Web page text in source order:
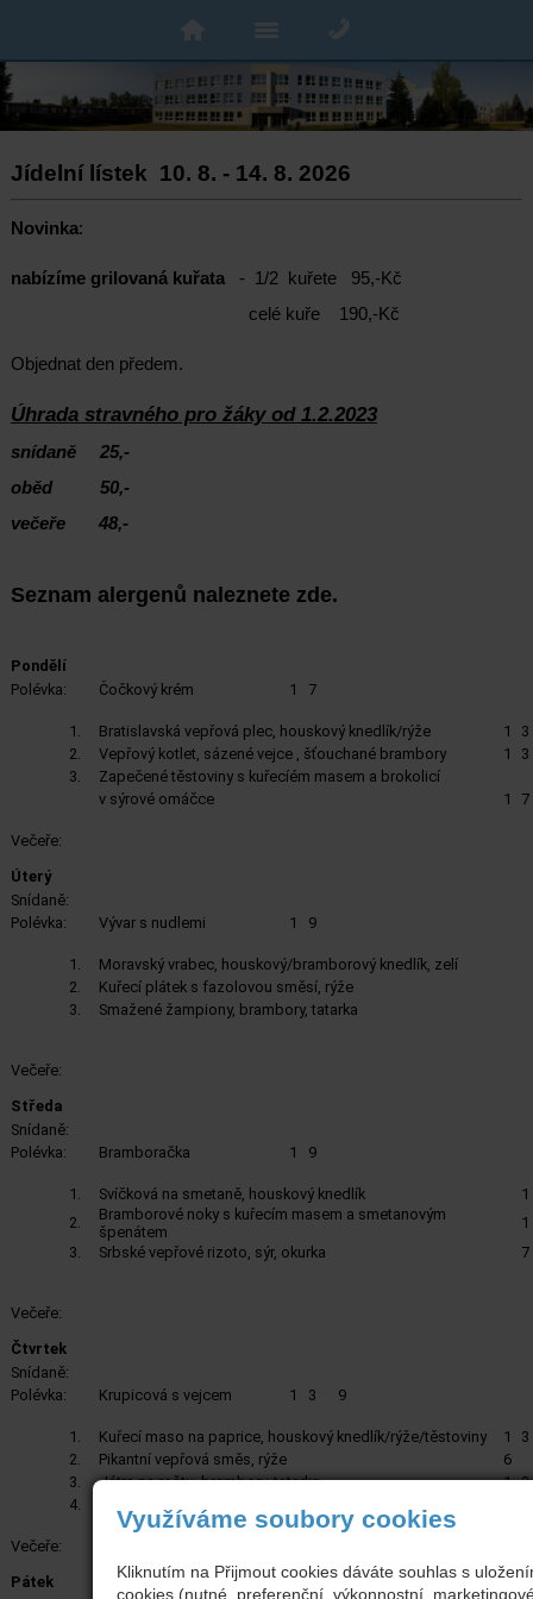
Jídelní lístek 10. 8. - 14. 8. 2026
Novinka:
nabízíme grilovaná kuřata- 1/2 kuřete 95,-Kč
celé kuře 190,-Kč
Objednat den předem.
Úhrada stravného pro žáky od 1.2.2023
snídaně 25,-
oběd 50,-
večeře 48,-
Seznam alergenů naleznete zde.
Pondělí
Polévka:
Čočkový krém 1 7
1. Bratislavská vepřová plec, houskový knedlík/rýže 1
3
2.
Vepřový kotlet, sázené vejce , šťouchané brambory 1
3
3.
Zapečené těstoviny s kuřecíém masem a brokolicí
v sýrové omáčce
1 7
Večeře:
Úterý
Snídaně:
Polévka:
Vývar s nudlemi 1 9
1.
Moravský vrabec, houskový/bramborový knedlík, zelí
2.
Kuřecí plátek s fazolovou směsí, rýže
3.
Smažené žampiony, brambory, tatarka
Večeře:
Středa
Snídaně:
Polévka:
Bramboračka 1 9
1. Svíčková na smetaně, houskový knedlík
1
2.
Bramborové noky s kuřecím masem a smetanovým
špenátem
1
3.
Srbské vepřové rizoto, sýr, okurka 7
Večeře:
Čtvrtek
Snídaně:
Polévka:
Krupicová s vejcem 1 3 9
1. Kuřecí maso na paprice, houskový knedlík/rýže/těstoviny 1
3
2.
Pikantní vepřová směs, rýže
6
3.
Játra na roštu, brambory, tatarka 1 3
4.
Večeře:
Pátek
Využíváme soubory cookies
Kliknutím na Přijmout cookies dáváte souhlas s
cookies (nutné, preferenční, výkonnostní,